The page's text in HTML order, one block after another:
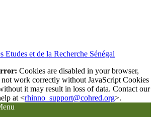
Etudes et de la Recherche Sénégal
Cookies are disabled in your browser,
work correctly without JavaScript Cookies
it may result in loss of data. Contact our
at <rhinno_support@cohred.org>.